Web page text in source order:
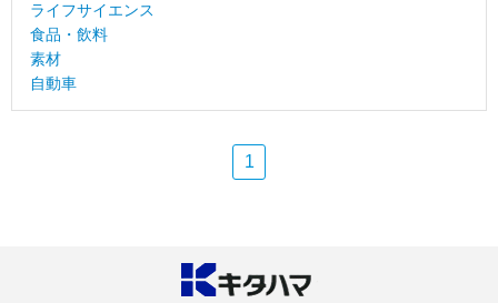
ライフサイエンス
食品・飲料
素材
自動車
1